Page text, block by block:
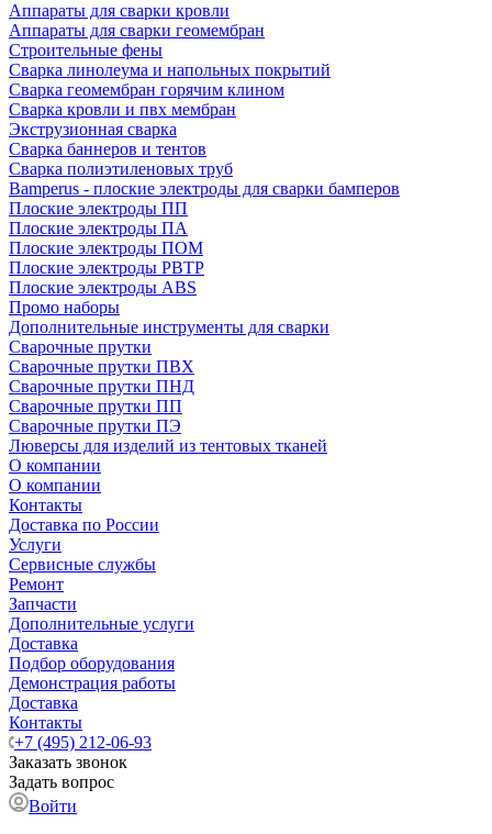
Аппараты для сварки кровли
Аппараты для сварки геомембран
Строительные фены
Сварка линолеума и напольных покрытий
Сварка геомембран горячим клином
Сварка кровли и пвх мембран
Экструзионная сварка
Сварка баннеров и тентов
Сварка полиэтиленовых труб
Bamperus - плоские электроды для сварки бамперов
Плоские электроды ПП
Плоские электроды ПА
Плоские электроды ПОМ
Плоские электроды РВТР
Плоские электроды ABS
Промо наборы
Дополнительные инструменты для сварки
Сварочные прутки
Сварочные прутки ПВХ
Сварочные прутки ПНД
Сварочные прутки ПП
Сварочные прутки ПЭ
Люверсы для изделий из тентовых тканей
О компании
О компании
Контакты
Доставка по России
Услуги
Сервисные службы
Ремонт
Запчасти
Дополнительные услуги
Доставка
Подбор оборудования
Демонстрация работы
Доставка
Контакты
+7 (495) 212-06-93
Заказать звонок
Задать вопрос
Войти